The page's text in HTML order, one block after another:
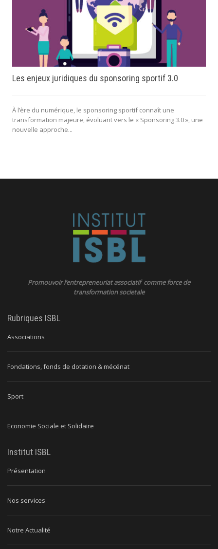
Les enjeux juridiques du sponsoring sportif 3.0
À l’ère du numérique, le sponsoring sportif connaît une
transformation majeure, évoluant vers le « Sponsoring 3.0 », une
nouvelle approche...
Promouvoir l’entrepreneuriat associatif comme force de
transformation societale
Rubriques ISBL
Associations
Fondations, fonds de dotation & mécénat
Sport
Economie Sociale et Solidaire
Institut ISBL
Présentation
Nos services
Notre Actualité